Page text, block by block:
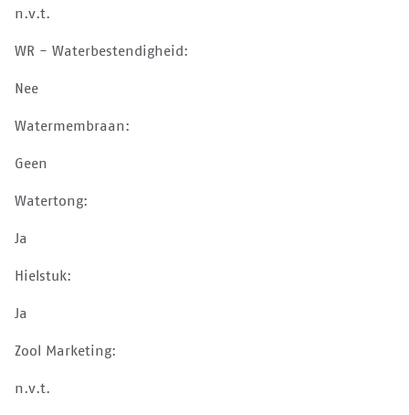
n.v.t.
WR - Waterbestendigheid:
Nee
Watermembraan:
Geen
Watertong:
Ja
Hielstuk:
Ja
Zool Marketing:
n.v.t.